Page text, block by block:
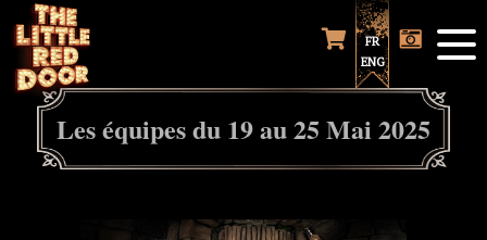
FR
ENG
Les équipes du 19 au 25 Mai 2025